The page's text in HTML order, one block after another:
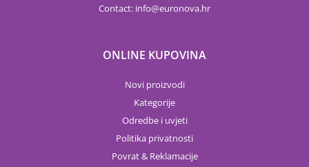
Contact: info euronova.hr
ONLINE KUPOVINA
Novi proizvodi
Kategorije
Odredbe i uvjeti
Politika privatnosti
Povrat & Reklamacije